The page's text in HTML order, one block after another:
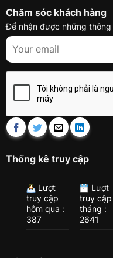
Chăm sóc khách hàng
Để nhận được những
Thống kê truy cập
Lượt
truy cập
hôm qua :
387
Lượt
truy cập
tháng :
2641